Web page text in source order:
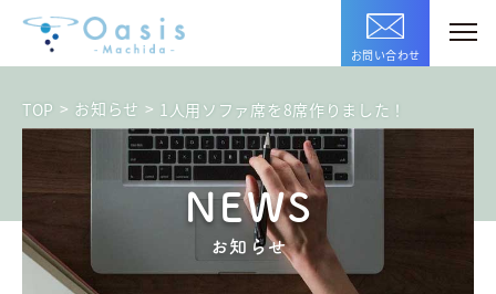
お問い合わせ
TOP > お知らせ > 1人用ソファ席を8席作りました！
NEWS
お知らせ